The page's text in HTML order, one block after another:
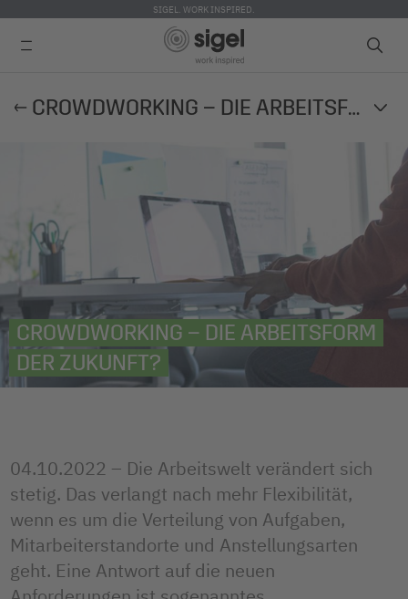
zum
SIGEL. WORK INSPIRED.
CROWDWORKING – DIE ARBEITSFORM DER ZUKUNFT?
CROWDWORKING – DIE ARBEITSFORM
DER ZUKUNFT?
04.10.2022 – Die Arbeitswelt verändert sich
stetig. Das verlangt nach mehr Flexibilität,
wenn es um die Verteilung von Aufgaben,
Mitarbeiterstandorte und Anstellungsarten
geht. Eine Antwort auf die neuen